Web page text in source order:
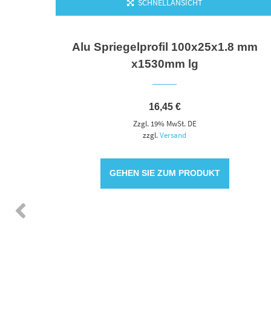
SCHNELLANSICHT
Alu Spriegelprofil 100x25x1.8 mm
x1530mm lg
16,45 €
Zzgl. 19% MwSt. DE
zzgl.Versand
GEHEN SIE ZUM PRODUKT